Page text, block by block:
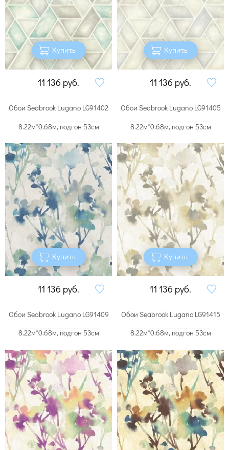
Купить
11 136 руб.
Купить
11 136 руб.
Обои Seabrook Lugano LG91402
8.22м*0.68м, подгон 53см
Купить
11 136 руб.
Обои Seabrook Lugano LG91405
8.22м*0.68м, подгон 53см
Купить
11 136 руб.
Обои Seabrook Lugano LG91409
8.22м*0.68м, подгон 53см
Обои Seabrook Lugano LG91415
8.22м*0.68м, подгон 53см